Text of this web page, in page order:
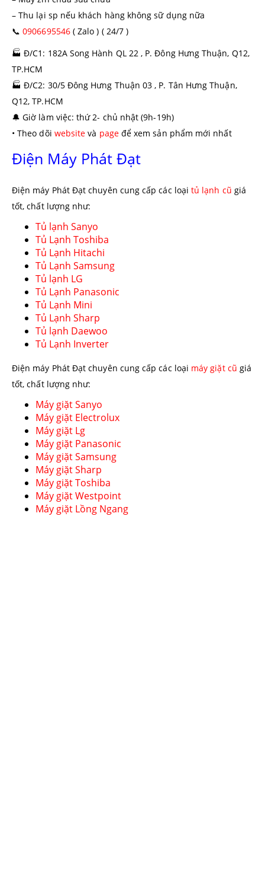
– Thu lại sp nếu khách hàng không sữ dụng nữa
📞 0906695546( Zalo ) ( 24/7 )
🏭 Đ/C1: 182A Song Hành QL 22 , P. Đông Hưng Thuận, Q12,
TP.HCM
🏭 Đ/C2: 30/5 Đông Hưng Thuận 03 , P. Tân Hưng Thuận,
Q12, TP.HCM
🔔 Giờ làm việc: thứ 2- chủ nhật (9h-19h)
• Theo dõi website và pageđể xem sản phẩm mới nhất
Điện Máy Phát Đạt
Điện máy Phát Đạt chuyên cung cấp các loạitủ lạnh cũ giá
tốt, chất lượng như:
Tủ lạnh Sanyo
Tủ Lạnh Toshiba
Tủ Lạnh Hitachi
Tủ Lạnh Samsung
Tủ lạnh LG
Tủ Lạnh Panasonic
Tủ Lạnh Mini
Tủ Lạnh Sharp
Tủ lạnh Daewoo
Tủ Lạnh Inverter
Điện máy Phát Đạt chuyên cung cấp các loại máy giặt cũ giá
tốt, chất lượng như:
Máy giặt Sanyo
Máy giặt Electrolux
Máy giặt Lg
Máy giặt Panasonic
Máy giặt Samsung
Máy giặt Sharp
Máy giặt Toshiba
Máy giặt Westpoint
Máy giặt Lồng Ngang